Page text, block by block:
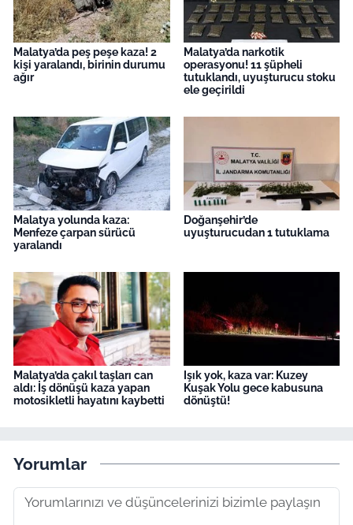
Malatya’da peş peşe kaza! 2
kişi yaralandı, birinin durumu
ağır
Malatya’da narkotik
operasyonu! 11 şüpheli
tutuklandı, uyuşturucu stoku
ele geçirildi
Malatya yolunda kaza:
Menfeze çarpan sürücü
yaralandı
Doğanşehir’de
uyuşturucudan 1 tutuklama
Malatya’da çakıl taşları can
aldı: İş dönüşü kaza yapan
motosikletli hayatını kaybetti
Işık yok, kaza var: Kuzey
Kuşak Yolu gece kabusuna
dönüştü!
Yorumlar